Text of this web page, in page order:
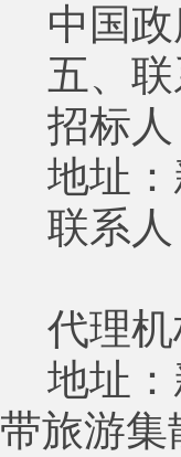
中国
五、
招标
地址
联系
代理
地址
带旅游集